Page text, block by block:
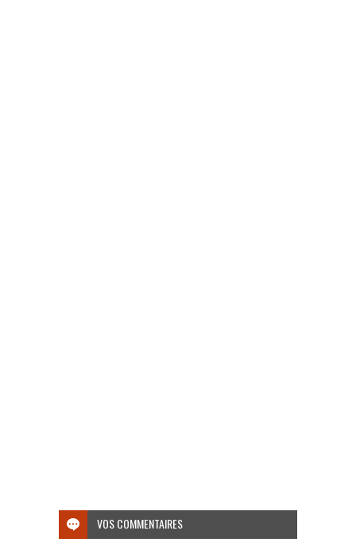
VOS COMMENTAIRES